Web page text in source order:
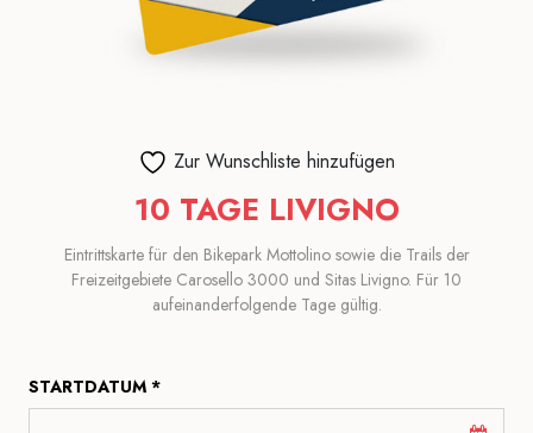
Zur Wunschliste hinzufügen
10 TAGE LIVIGNO
Eintrittskarte für den Bikepark Mottolino sowie die Trails der
Freizeitgebiete Carosello 3000 und Sitas Livigno. Für 10
aufeinanderfolgende Tage gültig.
STARTDATUM *